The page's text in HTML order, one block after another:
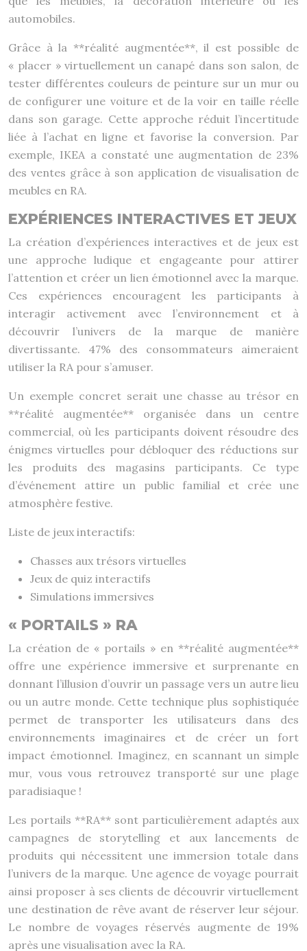
automobiles.
Grâce à la **réalité augmentée**, il est possible de
« placer » virtuellement un canapé dans son salon, de
tester différentes couleurs de peinture sur un mur ou
de configurer une voiture et de la voir en taille réelle
dans son garage. Cette approche réduit l’incertitude
liée à l’achat en ligne et favorise la conversion. Par
exemple, IKEA a constaté une augmentation de 23%
des ventes grâce à son application de visualisation de
meubles en RA.
EXPÉRIENCES INTERACTIVES ET JEUX
La création d’expériences interactives et de jeux est
une approche ludique et engageante pour attirer
l’attention et créer un lien émotionnel avec la marque.
Ces expériences encouragent les participants à
interagir activement avec l’environnement et à
découvrir l’univers de la marque de manière
divertissante. 47% des consommateurs aimeraient
utiliser la RA pour s’amuser.
Un exemple concret serait une chasse au trésor en
**réalité augmentée** organisée dans un centre
commercial, où les participants doivent résoudre des
énigmes virtuelles pour débloquer des réductions sur
les produits des magasins participants. Ce type
d’événement attire un public familial et crée une
atmosphère festive.
Liste de jeux interactifs:
Chasses aux trésors virtuelles
Jeux de quiz interactifs
Simulations immersives
« PORTAILS » RA
La création de « portails » en **réalité augmentée**
offre une expérience immersive et surprenante en
donnant l’illusion d’ouvrir un passage vers un autre lieu
ou un autre monde. Cette technique plus sophistiquée
permet de transporter les utilisateurs dans des
environnements imaginaires et de créer un fort
impact émotionnel. Imaginez, en scannant un simple
mur, vous vous retrouvez transporté sur une plage
paradisiaque !
Les portails **RA** sont particulièrement adaptés aux
campagnes de storytelling et aux lancements de
produits qui nécessitent une immersion totale dans
l’univers de la marque. Une agence de voyage pourrait
ainsi proposer à ses clients de découvrir virtuellement
une destination de rêve avant de réserver leur séjour.
Le nombre de voyages réservés augmente de 19%
après une visualisation avec la RA.